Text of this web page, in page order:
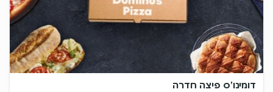
דומינו'ס פיצה חדרה